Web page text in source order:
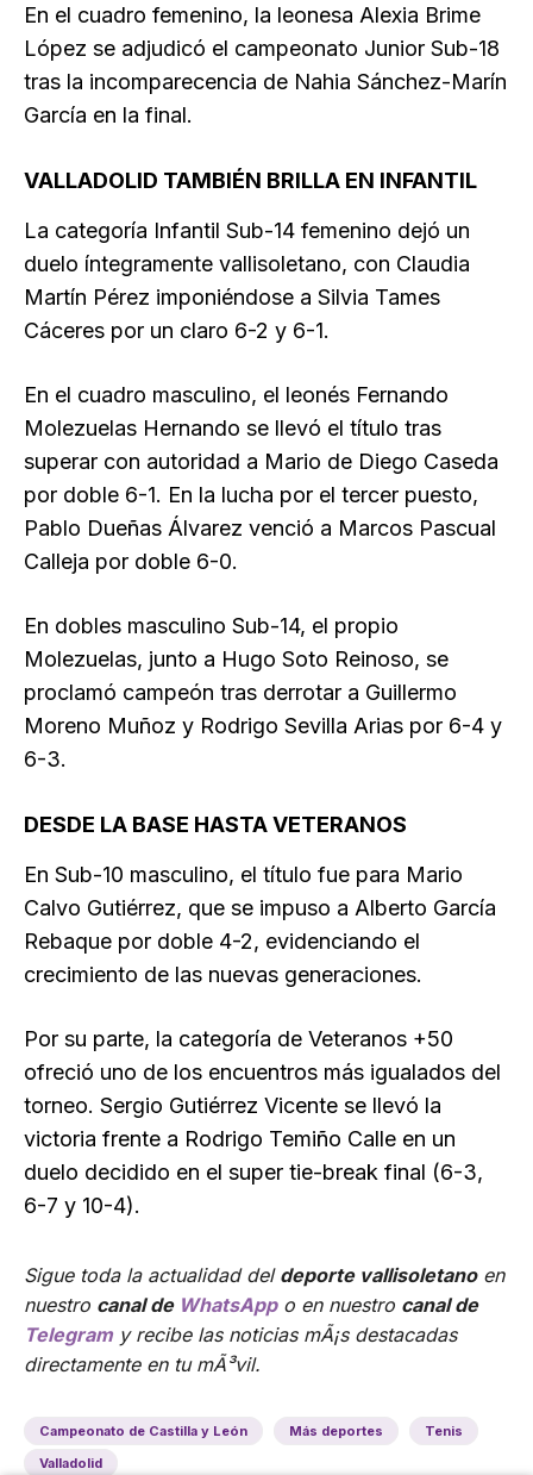
En el cuadro femenino, la leonesa Alexia Brime
López se adjudicó el campeonato Junior Sub-18
tras la incomparecencia de Nahia Sánchez-Marín
García en la final.
VALLADOLID TAMBIÉN BRILLA EN INFANTIL
La categoría Infantil Sub-14 femenino dejó un
duelo íntegramente vallisoletano, con Claudia
Martín Pérez imponiéndose a Silvia Tames
Cáceres por un claro 6-2 y 6-1.
En el cuadro masculino, el leonés Fernando
Molezuelas Hernando se llevó el título tras
superar con autoridad a Mario de Diego Caseda
por doble 6-1. En la lucha por el tercer puesto,
Pablo Dueñas Álvarez venció a Marcos Pascual
Calleja por doble 6-0.
En dobles masculino Sub-14, el propio
Molezuelas, junto a Hugo Soto Reinoso, se
proclamó campeón tras derrotar a Guillermo
Moreno Muñoz y Rodrigo Sevilla Arias por 6-4 y
6-3.
DESDE LA BASE HASTA VETERANOS
En Sub-10 masculino, el título fue para Mario
Calvo Gutiérrez, que se impuso a Alberto García
Rebaque por doble 4-2, evidenciando el
crecimiento de las nuevas generaciones.
Por su parte, la categoría de Veteranos +50
ofreció uno de los encuentros más igualados del
torneo. Sergio Gutiérrez Vicente se llevó la
victoria frente a Rodrigo Temiño Calle en un
duelo decidido en el super tie-break final (6-3,
6-7 y 10-4).
Sigue toda la actualidad del deporte vallisoletanoen
nuestro canal de WhatsAppo en nuestro canal de
Telegramy recibe las noticias mÃ¡s destacadas
directamente en tu mÃ³vil.
Campeonato de Castilla y León Más deportes
Tenis
Valladolid